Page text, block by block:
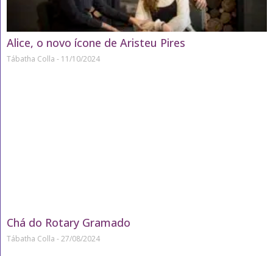
Alice, o novo ícone de Aristeu Pires
Tábatha Colla 11/10/2024
Chá do Rotary Gramado
Tábatha Colla 27/08/2024